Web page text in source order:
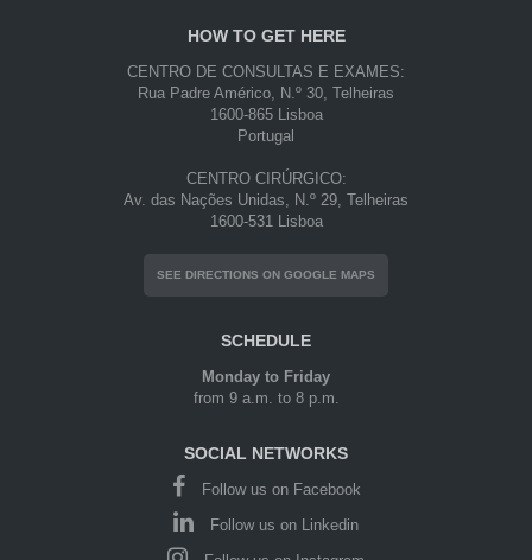
HOW TO GET HERE
CENTRO DE CONSULTAS E EXAMES:
Rua Padre Américo, N.º 30, Telheiras
1600-865 Lisboa
Portugal
CENTRO CIRÚRGICO:
Av. das Nações Unidas, N.º 29, Telheiras
1600-531 Lisboa
SEE DIRECTIONS ON GOOGLE MAPS
SCHEDULE
Monday to Friday
from 9 a.m. to 8 p.m.
SOCIAL NETWORKS
Follow us on Facebook
Follow us on Linkedin